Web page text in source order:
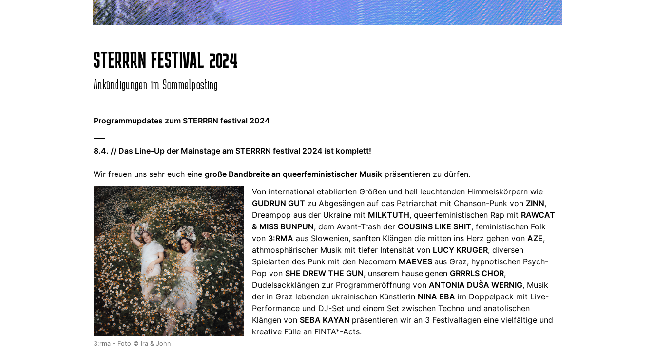
STERRRN FESTIVAL 2024
Ankündigungen im Sammelposting
Programmupdates zum STERRRN festival 2024
8.4. // Das Line-Up der Mainstage am STERRRN festival 2024 ist komplett!
Wir freuen uns sehr euch eine große Bandbreite an queerfeministischer Musik präsentieren zu dürfen.
3:rma - Foto © Ira & John
Von international etablierten Größen und hell leuchtenden Himmelskörpern wie
GUDRUN GUT zu Abgesängen auf das Patriarchat mit Chanson-Punk vonZINN,
Dreampop aus der Ukraine mit MILKTUTH, queerfeministischen Rap mit RAWCAT
& MISS BUNPUN, dem Avant-Trash derCOUSINS LIKE SHIT, feministischen Folk
von 3:RMA aus Slowenien, sanften Klängen die mitten ins Herz gehen vonAZE,
athmosphärischer Musik mit tiefer Intensität von LUCY KRUGER, diversen
Spielarten des Punk mit den Necomern MAEVESaus Graz, hypnotischen Psych-
Pop vonSHE DREW THE GUN, unserem hauseigenenGRRRLS CHOR,
Dudelsackklängen zur Programmeröffnung vonANTONIA DUŠA WERNIG, Musik
der in Graz lebenden ukrainischen Künstlerin NINA EBA im Doppelpack mit Live-
Performance und DJ-Set und einem Set zwischen Techno und anatolischen
Klängen vonSEBA KAYAN präsentieren wir an 3 Festivaltagen eine vielfältige und
kreative Fülle an FINTA*-Acts.